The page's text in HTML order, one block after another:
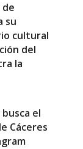
su
cultural
del
la
el
Cáceres